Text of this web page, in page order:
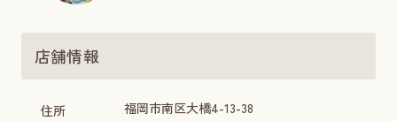
店舗情報
住所 福岡市南区大橋4-13-38